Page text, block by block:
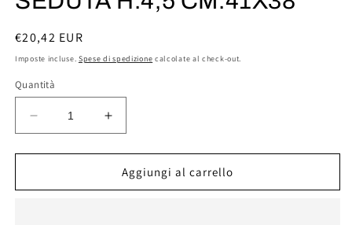
Prezzo
di
€20,42 EUR
Imposte incluse. Spese di spedizione calcolate al check-out.
Quantità
Diminuisci
quantità
per
GARDEN
Aumenta
quantità
per
CUSCINO
GARDEN
Aggiungi al carrello